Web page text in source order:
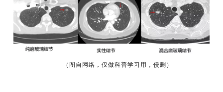
（图自网络，仅做科普学习用，侵删）